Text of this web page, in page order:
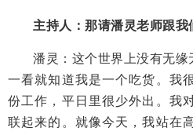
主持人：那请潘灵老师跟我
潘灵：这个世界上没有无
一看就知道我是一个吃货。我
份工作，平日里很少外出。我
联起来的。就像今天，我站在